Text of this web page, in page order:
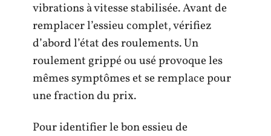
vibrations à vitesse stabilisée. Avant de
remplacer l’essieu complet, vérifiez
d’abord l’état des roulements. Un
roulement grippé ou usé provoque les
mêmes symptômes et se remplace pour
une fraction du prix.
Pour identifier le bon essieu de